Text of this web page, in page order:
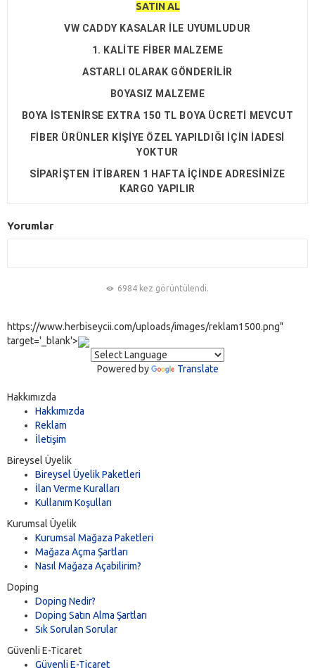
SATIN AL
VW CADDY KASALAR İLE UYUMLUDUR
1. KALİTE FİBER MALZEME
ASTARLI OLARAK GÖNDERİLİR
BOYASIZ MALZEME
BOYA İSTENİRSE EXTRA 150 TL BOYA ÜCRETİ MEVCUT
FİBER ÜRÜNLER KİŞİYE ÖZEL YAPILDIĞI İÇİN İADESİ
YOKTUR
SİPARİŞTEN İTİBAREN 1 HAFTA İÇİNDE ADRESİNİZE
KARGO YAPILIR
Yorumlar
6984 kez görüntülendi.
https://www.herbiseycii.com/uploads/images/reklam1500.png"
target='_blank'>
Powered by Translate
Hakkımızda
Hakkımızda
Reklam
İletişim
Bireysel Üyelik
Bireysel Üyelik Paketleri
İlan Verme Kuralları
Kullanım Koşulları
Kurumsal Üyelik
Kurumsal Mağaza Paketleri
Mağaza Açma Şartları
Nasıl Mağaza Açabilirim?
Doping
Doping Nedir?
Doping Satın Alma Şartları
Sık Sorulan Sorular
Güvenli E-Ticaret
Güvenli E-Ticaret